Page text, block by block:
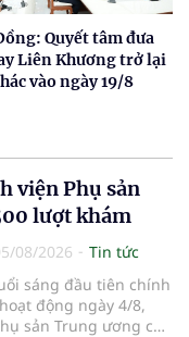
Quyết tâm đưa
Liên Khương trở lại
vào ngày 19/8
viện Phụ sản
lượt khám
08/2026
Tin tức
sáng đầu tiên chính
động ngày 4/8,
sản Trung ương cơ